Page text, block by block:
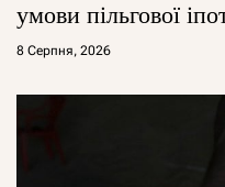
умови пільгової
8 Серпня, 2026